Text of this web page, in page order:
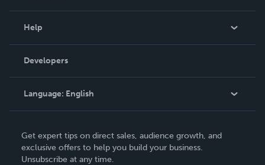
Podcast
Help
Order Lookup
Knowledge Base
Contact Support
Developers
Language: English
Deutsch
Français
Get expert tips on direct sales, audience growth, and
exclusive offers to help you build your business.
Unsubscribe at any time.